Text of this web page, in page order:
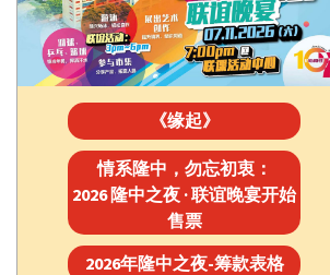
《缘起》
情系隆中，勿忘初衷：
2026 隆中之夜 · 联谊晚宴开始
售票
2026年隆中之夜-筹款表格